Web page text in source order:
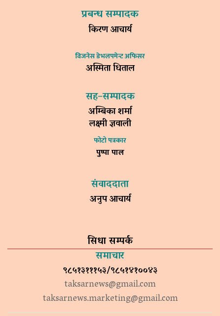
प्रबन्ध सम्पादक
किरण आचार्य
विजनेस डेभलपमेन्ट अफिसर
अस्मिता धिताल
सह–सम्पादक
अम्बिका शर्मा
लक्ष्मी ज्ञवाली
फोटो पत्रकार
पुष्पा पाल
संवाददाता
अनुप आचार्य
सिधा सम्पर्क
समाचार
९८५१३१११५३/९८५१४१००४३
taksarnews@gmail.com
taksarnews.marketing@gmail.com